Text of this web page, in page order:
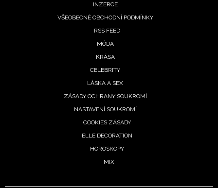
INZERCE
VŠEOBECNÉ OBCHODNÍ PODMÍNKY
RSS FEED
MÓDA
KRÁSA
CELEBRITY
LÁSKA A SEX
ZÁSADY OCHRANY SOUKROMÍ
NASTAVENÍ SOUKROMÍ
COOKIES ZÁSADY
ELLE DECORATION
HOROSKOPY
MIX